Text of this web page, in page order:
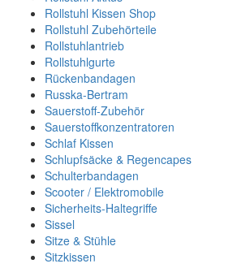
Rollstuhl Kissen Shop
Rollstuhl Zubehörteile
Rollstuhlantrieb
Rollstuhlgurte
Rückenbandagen
Russka-Bertram
Sauerstoff-Zubehör
Sauerstoffkonzentratoren
Schlaf Kissen
Schlupfsäcke & Regencapes
Schulterbandagen
Scooter / Elektromobile
Sicherheits-Haltegriffe
Sissel
Sitze & Stühle
Sitzkissen